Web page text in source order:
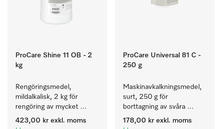
ProCare Shine 11 OB - 2
kg
Rengöringsmedel,
mildalkalisk, 2 kg för
rengöring av mycket
smutsigt porslin, bestick
och glas.
423,00 kr exkl. moms
ProCare Universal 81 C -
250 g
Maskinavkalkningsmedel,
surt, 250 g för
borttagning av svåra
kalkavlagringar.
178,00 kr exkl. moms